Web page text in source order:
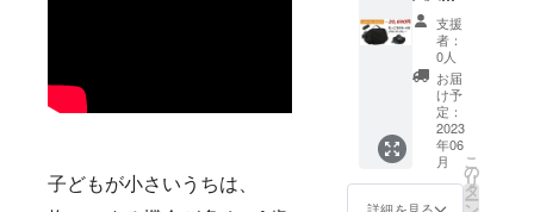
子どもが小さいうちは、
いく1本の糸
になりた
い。 社名で
ある「One
thread（1本
の糸）」に
は、そんな
想いが込め
ルト長
さ：約
62cm～
120cm
（調節
可）、
取り外
し可 本
体サイ
ズ：約
横
バッグ
だっこ
モデル
＋（ぷ
らす）
SG基準
適合 1
点 ■予
定販売
価格
21,780
支援
者：
0人
お届
け予
定：
2023
年06
月
こ
の
リ
タ
ー